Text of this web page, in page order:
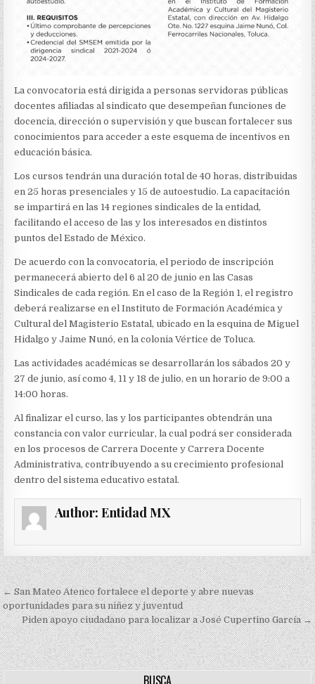
La convocatoria está dirigida a personas servidoras públicas
docentes afiliadas al sindicato que desempeñan funciones de
docencia, dirección o supervisión y que buscan fortalecer sus
conocimientos para acceder a este esquema de incentivos en
educación básica.
Los cursos tendrán una duración total de 40 horas, distribuidas
en 25 horas presenciales y 15 de autoestudio. La capacitación
se impartirá en las 14 regiones sindicales de la entidad,
facilitando el acceso de las y los interesados en distintos
puntos del Estado de México.
De acuerdo con la convocatoria, el periodo de inscripción
permanecerá abierto del 6 al 20 de junio en las Casas
Sindicales de cada región. En el caso de la Región 1, el registro
deberá realizarse en el Instituto de Formación Académica y
Cultural del Magisterio Estatal, ubicado en la esquina de Miguel
Hidalgo y Jaime Nunó, en la colonia Vértice de Toluca.
Las actividades académicas se desarrollarán los sábados 20 y
27 de junio, así como 4, 11 y 18 de julio, en un horario de 9:00 a
14:00 horas.
Al finalizar el curso, las y los participantes obtendrán una
constancia con valor curricular, la cual podrá ser considerada
en los procesos de Carrera Docente y Carrera Docente
Administrativa, contribuyendo a su crecimiento profesional
dentro del sistema educativo estatal.
Author: Entidad MX
Navegación
de
entradas
← San Mateo Atenco fortalece el deporte y abre nuevas
oportunidades para su niñez y juventud
Piden apoyo ciudadano para localizar a José Cupertino García →
BUSCA